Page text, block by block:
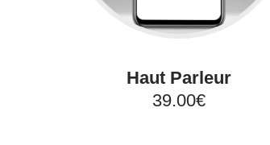
Haut Parleur
39.00€